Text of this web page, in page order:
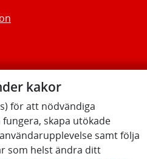
kakor
för att nödvändiga
skapa utökade
samt följa
som helst ändra ditt